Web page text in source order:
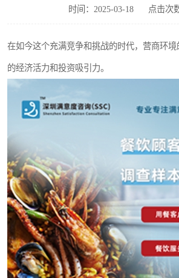
时间：2025-03-18 点击次
在如今这个充满竞争和挑战的时代，营商环
的经济活力和投资吸引力。
公共事务满意度调查 餐饮
营商环境满意度 员工
服务满意度调查